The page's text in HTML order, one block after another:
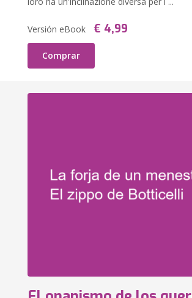
Versión eBook € 4,99
Comprar